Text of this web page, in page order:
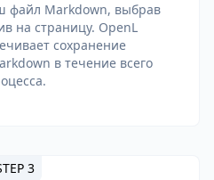
файл Markdown, выбрав
на страницу. OpenL
сохранение
в течение всего
3